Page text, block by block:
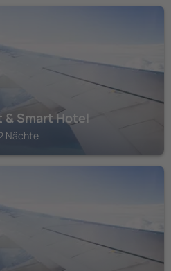
& Smart Hotel
Nächte